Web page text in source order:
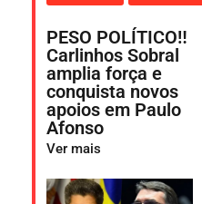
PESO POLÍTICO‼️
Carlinhos Sobral
amplia força e
conquista novos
apoios em Paulo
Afonso
Ver mais